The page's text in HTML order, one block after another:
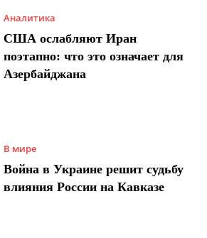
Аналитика
США ослабляют Иран
поэтапно: что это означает для
Азербайджана
В мире
Война в Украине решит судьбу
влияния России на Кавказе